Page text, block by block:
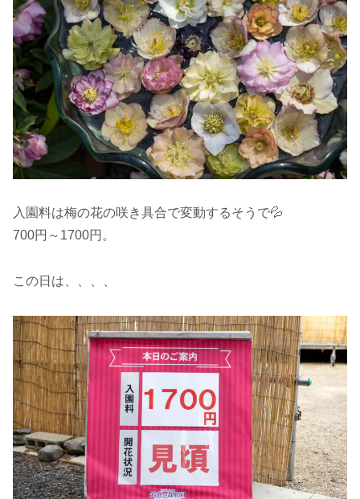
入園料は梅の花の咲き具合で変動するそうで💦
700円～1700円。
この日は、、、、